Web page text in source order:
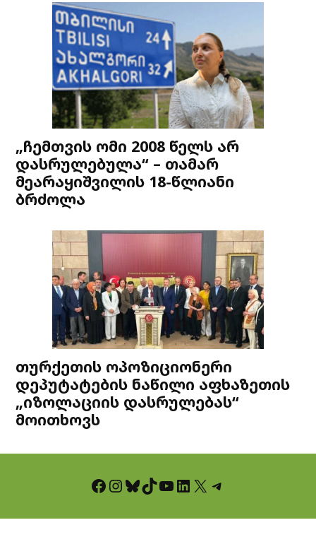
„ჩემთვის ომი 2008 წელს არ
დასრულებულა“ – თამარ
მეარაყიშვილის 18-წლიანი
ბრძოლა
თურქეთის ოპოზიციონერი
დეპუტატების ნაწილი აფხაზეთის
„იზოლაციის დასრულებას“
მოითხოვს
Facebook InstagramBluesky TikTok YouTube LinkedIn X Telegram